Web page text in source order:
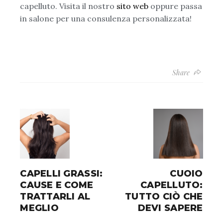
capelluto. Visita il nostro sito web oppure passa
in salone per una consulenza personalizzata!
Share
CAPELLI GRASSI:
CAUSE E COME
TRATTARLI AL
MEGLIO
CUOIO
CAPELLUTO:
TUTTO CIÒ CHE
DEVI SAPERE